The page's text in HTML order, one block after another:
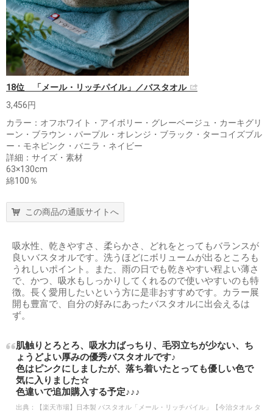
18位 「メール・リッチパイル」／バスタオル
3,456円
カラー：オフホワイト・アイボリー・グレーベージュ・カーキグリ
ーン・ブラウン・パープル・オレンジ・ブラック・ターコイズブル
ー・モネピンク・バニラ・ネイビー
詳細：サイズ・素材
63×130cm
綿100％
この商品の通販サイトへ
吸水性、乾きやすさ、柔らかさ、どれをとってもバランスが
良いバスタオルです。洗うほどにボリュームが出るところも
うれしいポイント。また、雨の日でも乾きやすい程よい薄さ
で、かつ、吸水もしっかりしてくれるので使いやすいのも特
徴。長く愛用したいという方に是非おすすめです。カラー展
開も豊富で、自分の好みにあったバスタオルに出会えるは
ず。
肌触りとろとろ、吸水力ばっちり、毛羽立ちが少ない、ち
ょうどよい厚みの優秀バスタオルです♪
色はピンクにしましたが、落ち着いたとっても優しい色で
気に入りました☆
色違いで追加購入する予定♪♪♪
出典：
【楽天市場】日本製 バスタオル「メール・リッチパイル」【今治タオル タ